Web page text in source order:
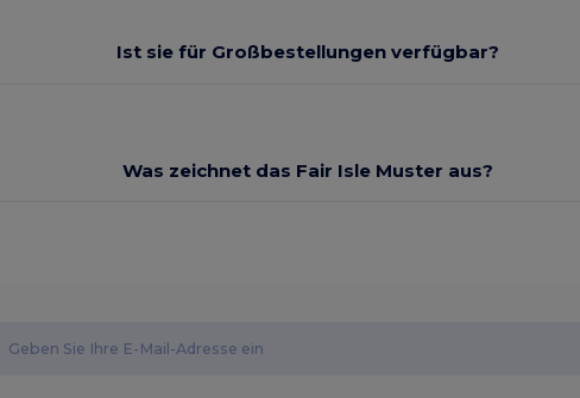
Ist sie für Großbestellungen verfügbar?
Was zeichnet das Fair Isle Muster aus?